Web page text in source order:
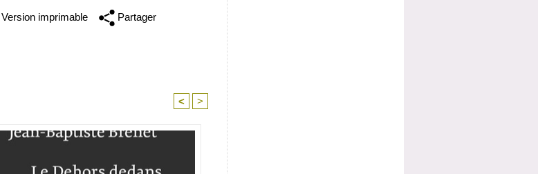
Version imprimable Partager
< >